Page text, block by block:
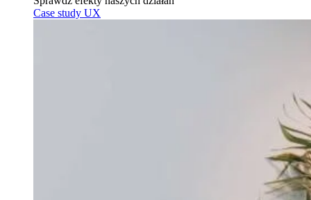
Case study UX